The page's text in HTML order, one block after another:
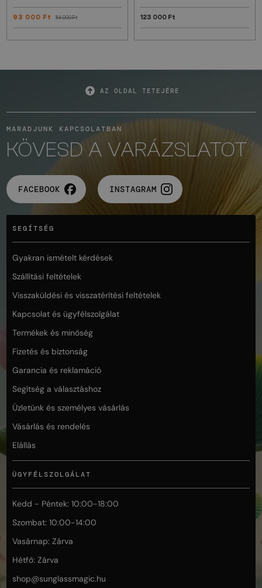
93 000 Ft 114 000 Ft 123 000 Ft
AZ OLDAL TETEJÉRE
MARADJUNK KAPCSOLATBAN
KÖVESD A VARÁZSLATOT
FACEBOOK INSTAGRAM
SEGÍTSÉG
Gyakran ismételt kérdések
Szállítási feltételek
Visszaküldési és visszatérítési feltételek
Kapcsolat és ügyfélszolgálat
Termékek és minőség
Fizetés és biztonság
Garancia és reklamáció
Segítség a választáshoz
Üzletünk és személyes vásárlás
Vásárlás és rendelés
Elállás
ÜGYFÉLSZOLGÁLAT
Kedd - Péntek: 10:00-18:00
Szombat: 10:00-14:00
Vasárnap: Zárva
Hétfő: Zárva
shop@sunglassmagic.hu